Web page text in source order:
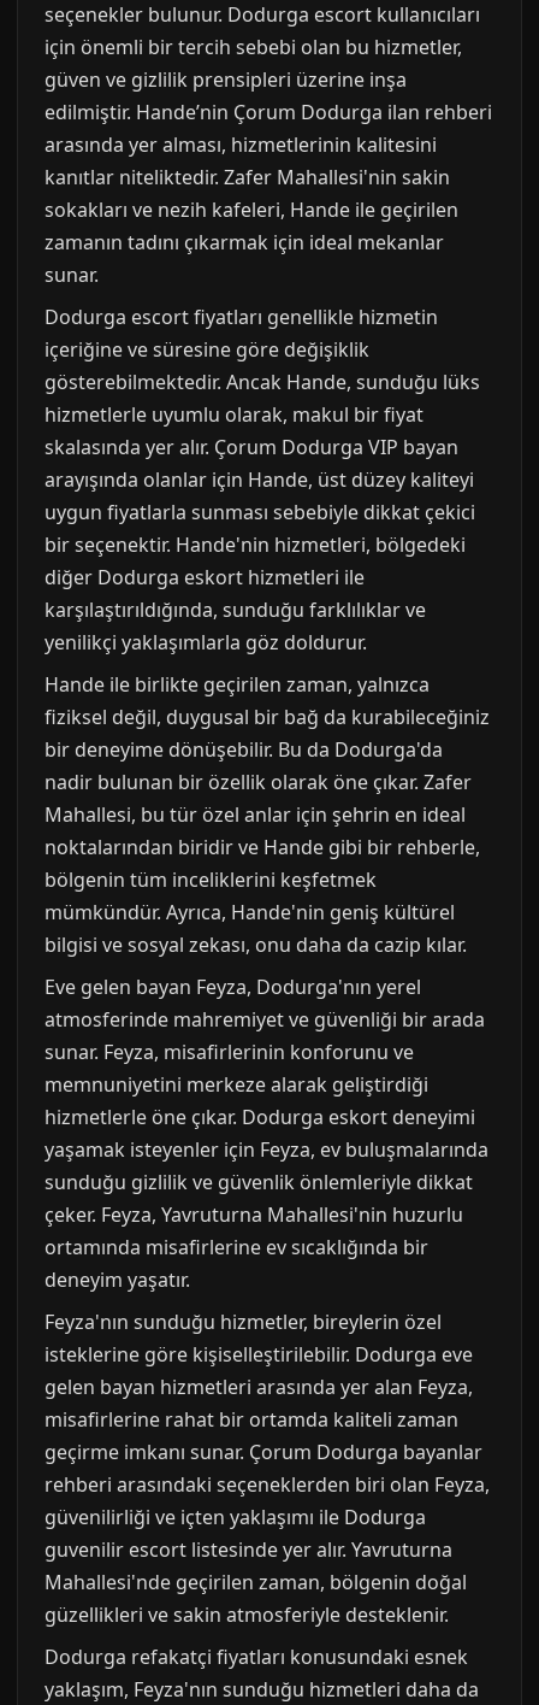
seçenekler bulunur. Dodurga escort kullanıcıları
için önemli bir tercih sebebi olan bu hizmetler,
güven ve gizlilik prensipleri üzerine inşa
edilmiştir. Hande’nin Çorum Dodurga ilan rehberi
arasında yer alması, hizmetlerinin kalitesini
kanıtlar niteliktedir. Zafer Mahallesi'nin sakin
sokakları ve nezih kafeleri, Hande ile geçirilen
zamanın tadını çıkarmak için ideal mekanlar
sunar.
Dodurga escort fiyatları genellikle hizmetin
içeriğine ve süresine göre değişiklik
gösterebilmektedir. Ancak Hande, sunduğu lüks
hizmetlerle uyumlu olarak, makul bir fiyat
skalasında yer alır. Çorum Dodurga VIP bayan
arayışında olanlar için Hande, üst düzey kaliteyi
uygun fiyatlarla sunması sebebiyle dikkat çekici
bir seçenektir. Hande'nin hizmetleri, bölgedeki
diğer Dodurga eskort hizmetleri ile
karşılaştırıldığında, sunduğu farklılıklar ve
yenilikçi yaklaşımlarla göz doldurur.
Hande ile birlikte geçirilen zaman, yalnızca
fiziksel değil, duygusal bir bağ da kurabileceğiniz
bir deneyime dönüşebilir. Bu da Dodurga'da
nadir bulunan bir özellik olarak öne çıkar. Zafer
Mahallesi, bu tür özel anlar için şehrin en ideal
noktalarından biridir ve Hande gibi bir rehberle,
bölgenin tüm inceliklerini keşfetmek
mümkündür. Ayrıca, Hande'nin geniş kültürel
bilgisi ve sosyal zekası, onu daha da cazip kılar.
Eve gelen bayan Feyza, Dodurga'nın yerel
atmosferinde mahremiyet ve güvenliği bir arada
sunar. Feyza, misafirlerinin konforunu ve
memnuniyetini merkeze alarak geliştirdiği
hizmetlerle öne çıkar. Dodurga eskort deneyimi
yaşamak isteyenler için Feyza, ev buluşmalarında
sunduğu gizlilik ve güvenlik önlemleriyle dikkat
çeker. Feyza, Yavruturna Mahallesi'nin huzurlu
ortamında misafirlerine ev sıcaklığında bir
deneyim yaşatır.
Feyza'nın sunduğu hizmetler, bireylerin özel
isteklerine göre kişiselleştirilebilir. Dodurga eve
gelen bayan hizmetleri arasında yer alan Feyza,
misafirlerine rahat bir ortamda kaliteli zaman
geçirme imkanı sunar. Çorum Dodurga bayanlar
rehberi arasındaki seçeneklerden biri olan Feyza,
güvenilirliği ve içten yaklaşımı ile Dodurga
guvenilir escort listesinde yer alır. Yavruturna
Mahallesi'nde geçirilen zaman, bölgenin doğal
güzellikleri ve sakin atmosferiyle desteklenir.
Dodurga refakatçi fiyatları konusundaki esnek
yaklaşım, Feyza'nın sunduğu hizmetleri daha da